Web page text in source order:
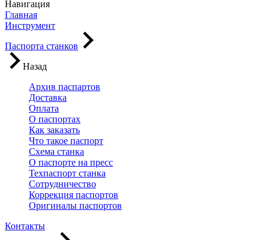
Навигация
Главная
Инструмент
Паспорта станков
Назад
Архив паспартов
Доставка
Оплата
О паспортах
Как заказать
Что такое паспорт
Схема станка
О паспорте на пресс
Техпаспорт станка
Сотрудничество
Коррекция паспортов
Оригиналы паспортов
Контакты